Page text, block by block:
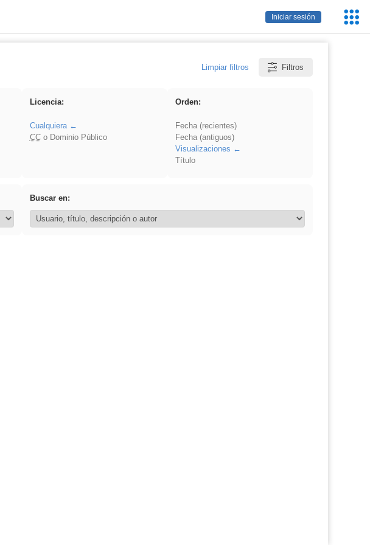
Iniciar sesión
Limpiar filtros Filtros
Licencia:
Cualquiera
CCo Dominio Público
Orden:
Fecha (recientes)
Fecha (antiguos)
Visualizaciones
Título
Buscar en: